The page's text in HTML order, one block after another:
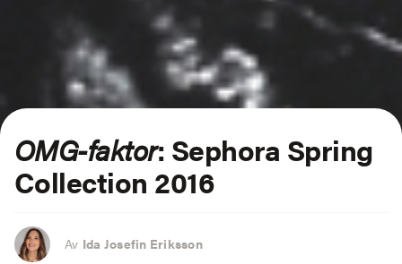
OMG-faktor: Sephora Spring
Collection 2016
Av Ida Josefin Eriksson